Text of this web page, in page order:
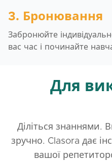
3. Бронювання
Забронюйте
вас час і починайте
Для
Діліться знаннями.
зручно. Clasora дає
вашої